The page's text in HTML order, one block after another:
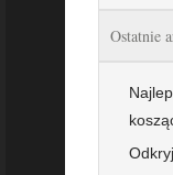
Ostatnie